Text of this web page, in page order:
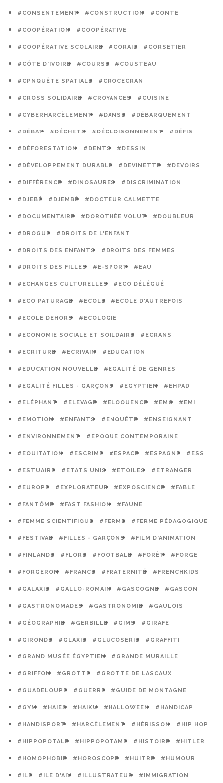
#CONSENTEMENT #CONSTRUCTION #CONTE
#COOPÉRATION #COOPÉRATIVE
#COOPÉRATIVE SCOLAIRE #CORAIL #CORSETIER
#CÔTE D'IVOIRE #COURSE #COUSTEAU
#CPNQUÊTE SPATIALE #CROCECRAN
#CROSS SOLIDAIRE #CROYANCES #CUISINE
#CYBERHARCÈLEMENT #DANSE #DÉBARQUEMENT
#DÉBAT #DÉCHETS #DÉCLOISONNEMENT #DÉFIS
#DÉFORESTATION #DENTS #DESSIN
#DÉVELOPPEMENT DURABLE #DEVINETTE #DEVOIRS
#DIFFÉRENCE #DINOSAURES #DISCRIMINATION
#DJEBÉ #DJEMBÉ #DOCTEUR CALMETTE
#DOCUMENTAIRE #DOROTHÉE VOLUT #DOUBLEUR
#DROGUE #DROITS DE L'ENFANT
#DROITS DES ENFANTS #DROITS DES FEMMES
#DROITS DES FILLES #E-SPORT #EAU
#ECHANGES CULTURELLES #ECO DÉLÉGUÉ
#ECO PATURAGE #ECOLE #ECOLE D'AUTREFOIS
#ECOLE DEHORS #ECOLOGIE
#ECONOMIE SOCIALE ET SOILDAIRE #ECRANS
#ECRITURE #ECRIVAIN #EDUCATION
#EDUCATION NOUVELLE #EGALITÉ DE GENRES
#EGALITÉ FILLES - GARÇONS #EGYPTIEN #EHPAD
#ELÉPHANT #ELEVAGE #ELOQUENCE #EMC #EMI
#EMOTION #ENFANTS #ENQUÊTE #ENSEIGNANT
#ENVIRONNEMENT #EPOQUE CONTEMPORAINE
#EQUITATION #ESCRIME #ESPACE #ESPAGNE #ESS
#ESTUAIRE #ETATS UNIS #ETOILES #ETRANGER
#EUROPE #EXPLORATEUR #EXPOSCIENCE #FABLE
#FANTÔME #FAST FASHION #FAUNE
#FEMME SCIENTIFIQUE #FERME #FERME PÉDAGOGIQUE
#FESTIVAL #FILLES - GARÇONS #FILM D'ANIMATION
#FINLANDE #FLORE #FOOTBALL #FORÊT #FORGE
#FORGERON #FRANCE #FRATERNITÉ #FRENCHKIDS
#GALAXIE #GALLO-ROMAIN #GASCOGNE #GASCON
#GASTRONOMADES #GASTRONOMIE #GAULOIS
#GÉOGRAPHIE #GERBILLE #GIMS #GIRAFE
#GIRONDE #GLAXIE #GLUCOSERIE #GRAFFITI
#GRAND MUSÉE ÉGYPTIEN #GRANDE MURAILLE
#GRIFFON #GROTTE #GROTTE DE LASCAUX
#GUADELOUPE #GUERRE #GUIDE DE MONTAGNE
#GYM #HAIES #HAIKU #HALLOWEEN #HANDICAP
#HANDISPORT #HARCÈLEMENT #HÉRISSON #HIP HOP
#HIPPOPOTALE #HIPPOPOTAME #HISTOIRE #HITLER
#HOMOPHOBIE #HOROSCOPE #HUITRE #HUMOUR
#ILE #ILE D'AIX #ILLUSTRATEUR #IMMIGRATION